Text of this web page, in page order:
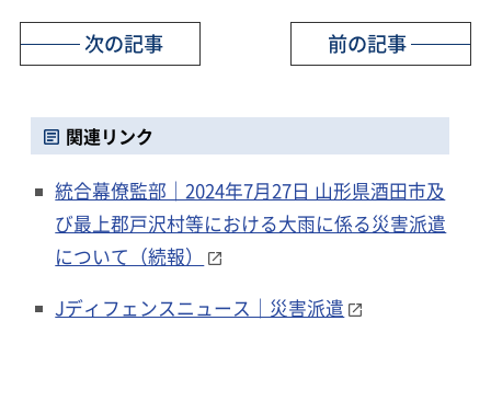
前の記事
次の記事
関連リンク
統合幕僚監部｜2024年7月27日 山形県酒田市及
び最上郡戸沢村等における大雨に係る災害派遣
について（続報）
Jディフェンスニュース｜災害派遣